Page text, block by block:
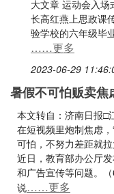
大文章 运动会入场
长高红燕上思政课
验学校的六年级毕
……更多
2023-06-29
暑假不可怕贩卖焦
本文转自：济南日报□
在短视频里炮制焦虑
可怕，不努力差距就
近日，教育部办公厅
和广告宣传等问题。
说……更多